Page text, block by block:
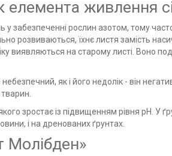
елемента живлення
у забезпеченні рослин азотом, тому
розвиваються, їхнє листя замість
виявляються на старому листі.
як і його недолік - він
зростає із підвищенням рівня рН. У
і на дренованих ґрунтах.
Молібден»